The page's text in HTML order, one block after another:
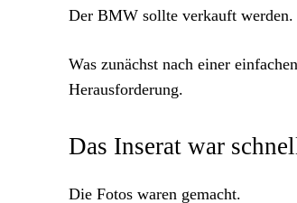
Der BMW sollte verkauft werden.
Was zunächst nach einer
Herausforderung.
Das Inserat war
Die Fotos waren gemacht.